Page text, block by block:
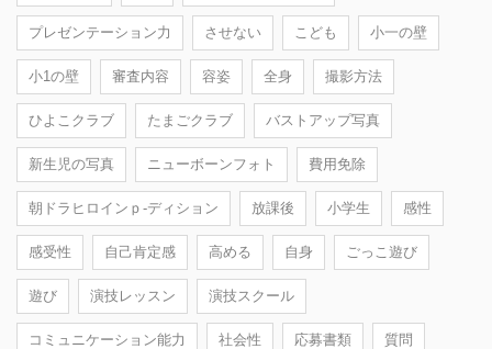
プレゼンテーション力 させない こども 小一の壁
小1の壁 審査内容 容姿 全身 撮影方法
ひよこクラブ たまごクラブ バストアップ写真
新生児の写真 ニューボーンフォト 費用免除
朝ドラヒロインｐ-ディション 放課後 小学生 感性
感受性 自己肯定感 高める 自身 ごっこ遊び
遊び 演技レッスン 演技スクール
コミュニケーション能力 社会性 応募書類 質問